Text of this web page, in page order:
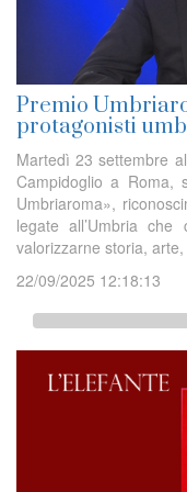
Premio
protagonisti
Martedì 23 settembre
Campidoglio a Roma,
Umbriaroma»,
legate all’Umbria
valorizzarne storia,
22/09/2025 12:18:13